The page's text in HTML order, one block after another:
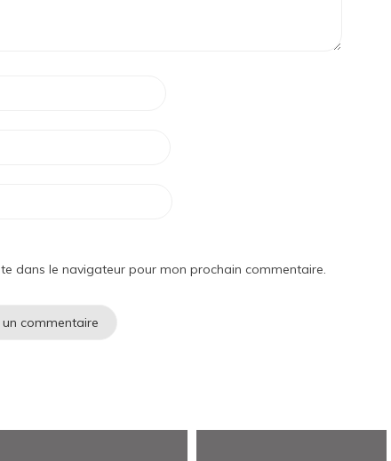
dans le navigateur pour mon prochain commentaire.